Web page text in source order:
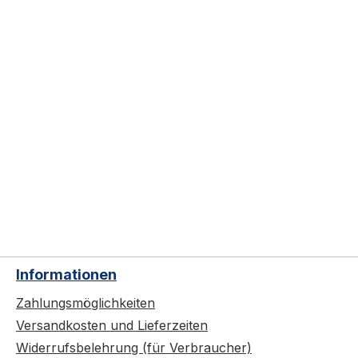
Informationen
Zahlungsmöglichkeiten
Versandkosten und Lieferzeiten
Widerrufsbelehrung (für Verbraucher)